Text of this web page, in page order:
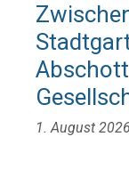
1. August 2026